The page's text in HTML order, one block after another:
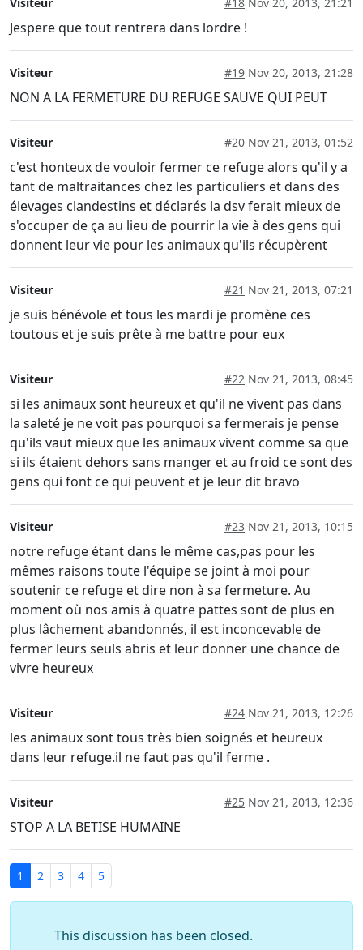
Visiteur #18 Nov 20, 2013, 21:21
Jespere que tout rentrera dans lordre !
Visiteur #19 Nov 20, 2013, 21:28
NON A LA FERMETURE DU REFUGE SAUVE QUI PEUT
Visiteur #20 Nov 21, 2013, 01:52
c'est honteux de vouloir fermer ce refuge alors qu'il y a
tant de maltraitances chez les particuliers et dans des
élevages clandestins et déclarés la dsv ferait mieux de
s'occuper de ça au lieu de pourrir la vie à des gens qui
donnent leur vie pour les animaux qu'ils récupèrent
Visiteur #21 Nov 21, 2013, 07:21
je suis bénévole et tous les mardi je promène ces
toutous et je suis prête à me battre pour eux
Visiteur #22 Nov 21, 2013, 08:45
si les animaux sont heureux et qu'il ne vivent pas dans
la saleté je ne voit pas pourquoi sa fermerais je pense
qu'ils vaut mieux que les animaux vivent comme sa que
si ils étaient dehors sans manger et au froid ce sont des
gens qui font ce qui peuvent et je leur dit bravo
Visiteur #23 Nov 21, 2013, 10:15
notre refuge étant dans le même cas,pas pour les
mêmes raisons toute l'équipe se joint à moi pour
soutenir ce refuge et dire non à sa fermeture. Au
moment où nos amis à quatre pattes sont de plus en
plus lâchement abandonnés, il est inconcevable de
fermer leurs seuls abris et leur donner une chance de
vivre heureux
Visiteur #24 Nov 21, 2013, 12:26
les animaux sont tous très bien soignés et heureux
dans leur refuge.il ne faut pas qu'il ferme .
Visiteur #25 Nov 21, 2013, 12:36
STOP A LA BETISE HUMAINE
1 2 3 4 5
This discussion has been closed.